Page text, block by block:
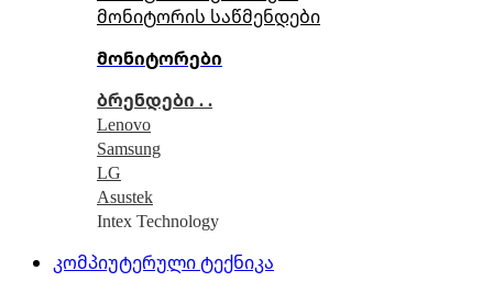
მონიტორის საწმენდები
მონიტორები
ბრენდები . .
Lenovo
Samsung
LG
Asustek
Intex Technology
კომპიუტერული ტექნიკა